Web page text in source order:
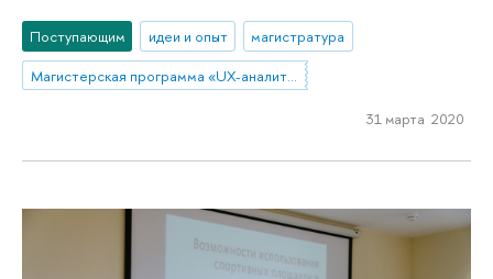
Поступающим идеи и опыт
магистратура
Магистерская программа «UX-аналитика и проектирование информационных систем» (Санкт-Петербург)
31 марта 2020